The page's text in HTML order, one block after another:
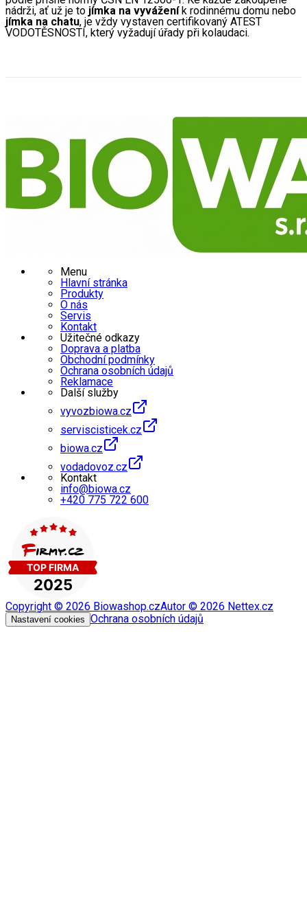
nádrži, ať už je to jímka na vyvážení
jímka na chatu, je vždy vystaven certifikovaný ATEST
VODOTĚSNOSTI, který vyžadují úřady při kolaudaci.
Menu
Hlavní stránka
Produkty
O nás
Servis
Kontakt
Užitečné odkazy
Doprava a platba
Obchodní podmínky
Ochrana osobních údajů
Reklamace
Další služby
vyvozbiowa.cz
serviscisticek.cz
biowa.cz
vodadovoz.cz
Kontakt
info@biowa.cz
+420 775 722 600
Copyright © 2026 Biowashop.czAutor © 2026 Nettex.cz
Nastavení cookies Ochrana osobních údajů